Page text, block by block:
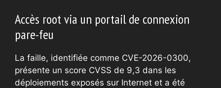
Accès root via un portail de connexion
pare-feu
La faille, identifiée comme CVE-2026-0300,
présente un score CVSS de 9,3 dans les
déploiements exposés sur Internet et a été